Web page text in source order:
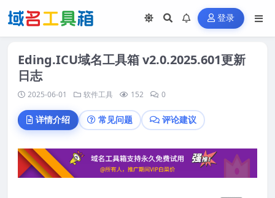
登录
Eding.ICU域名工具箱 v2.0.2025.601更新
日志
2025-06-01 软件工具 152 0
详情介绍 常见问题 评论建议